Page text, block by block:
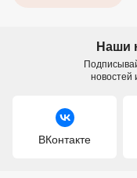
Наши
новостей
ВКонтакте